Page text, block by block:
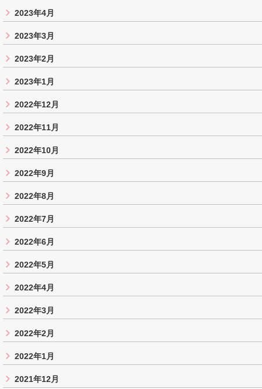
2023年4月
2023年3月
2023年2月
2023年1月
2022年12月
2022年11月
2022年10月
2022年9月
2022年8月
2022年7月
2022年6月
2022年5月
2022年4月
2022年3月
2022年2月
2022年1月
2021年12月